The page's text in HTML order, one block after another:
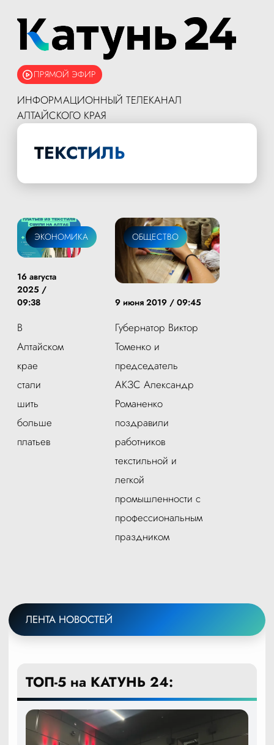
ПРЯМОЙ ЭФИР
ИНФОРМАЦИОННЫЙ ТЕЛЕКАНАЛ
АЛТАЙСКОГО КРАЯ
ТЕКСТИЛЬ
ЭКОНОМИКА
16 августа
2025 /
09:38
В
Алтайском
крае
стали
шить
больше
платьев
ОБЩЕСТВО
9 июня 2019 / 09:45
Губернатор Виктор
Томенко и
председатель
АКЗС Александр
Романенко
поздравили
работников
текстильной и
легкой
промышленности с
профессиональным
праздником
ЛЕНТА НОВОСТЕЙ
ТОП-5 на КАТУНЬ 24: